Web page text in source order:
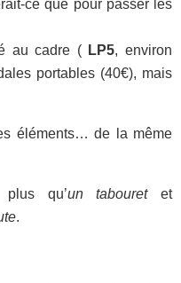
ce que pour passer les
au cadre ( LP5, environ
portables (40€), mais
éléments… de la même
qu’un tabouret et
.